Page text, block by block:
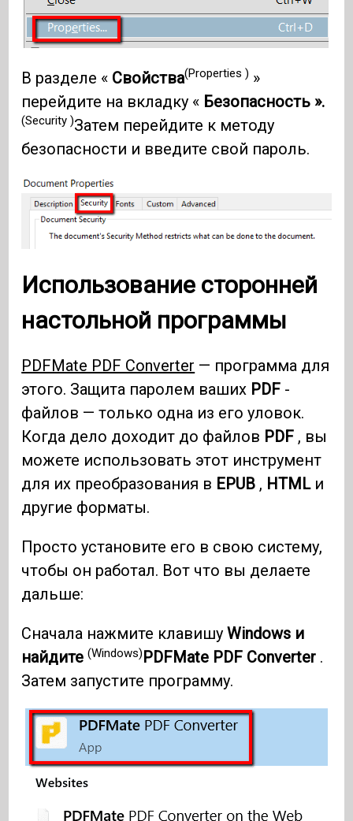
В разделе « Свойства(Properties ) »
перейдите на вкладку « Безопасность ».
(Security )Затем перейдите к методу
безопасности и введите свой пароль.
Использование сторонней
настольной программы
PDFMate PDF Converter — программа для
этого. Защита паролем ваших PDF -
файлов — только одна из его уловок.
Когда дело доходит до файлов PDF , вы
можете использовать этот инструмент
для их преобразования в EPUB , HTMLи
другие форматы.
Просто установите его в свою систему,
чтобы он работал. Вот что вы делаете
дальше:
Сначала нажмите клавишуWindows и
найдите(Windows)PDFMate PDF Converter .
Затем запустите программу.